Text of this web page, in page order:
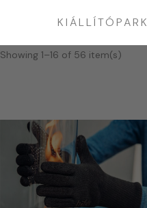
KIÁLLÍTÓPARK
Showing 1–16 of 56 item(s)